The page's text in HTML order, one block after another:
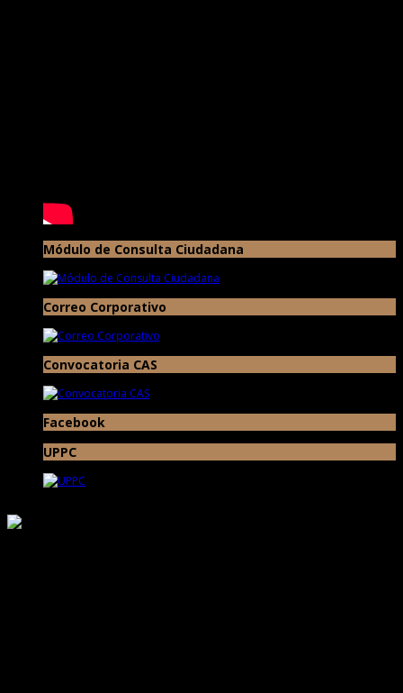
Módulo de Consulta Ciudadana
Correo Corporativo
Convocatoria CAS
Facebook
UPPC